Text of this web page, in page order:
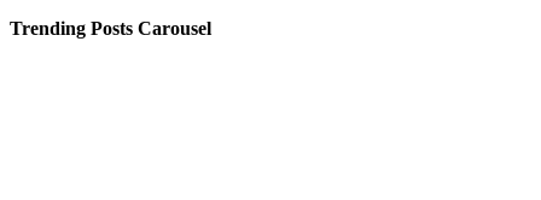
Trending Posts Carousel